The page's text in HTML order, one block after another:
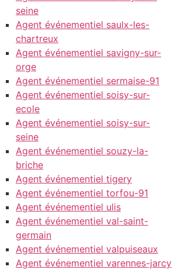
seine
Agent événementiel saulx-les-
chartreux
Agent événementiel savigny-sur-
orge
Agent événementiel sermaise-91
Agent événementiel soisy-sur-
ecole
Agent événementiel soisy-sur-
seine
Agent événementiel souzy-la-
briche
Agent événementiel tigery
Agent événementiel torfou-91
Agent événementiel ulis
Agent événementiel val-saint-
germain
Agent événementiel valpuiseaux
Agent événementiel varennes-jarcy